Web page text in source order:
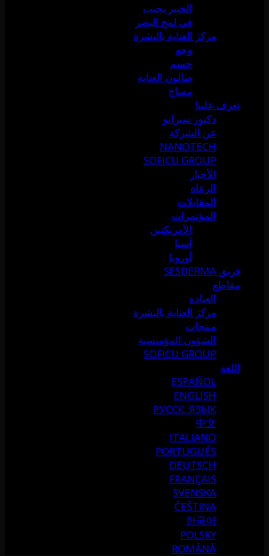
الخبير يجيب
في لمح البصر
مركز العناية بالبشرة
وجه
جسم
صالون العناية
مساج
تعرف علينا
دكتور سيرانو
عن الشركة
NANOTECH
SOFICU GROUP
الأخبار
الرعاة
المقابلات
المؤتمرات
الأمريكتين
آسيا
أوروبا
فريق SESDERMA
مقاطع
العيادة
مركز العناية بالبشرة
منتجات
الشؤون المؤسسية
SOFICU GROUP
اللغة
ESPAÑOL
ENGLISH
РУССК. ЯЗЫК
中文
ITALIANO
PORTUGUÉS
DEUTSCH
FRANÇAIS
SVENSKA
ČEŠTINA
한국어
POLSKY
ROMÂNĂ